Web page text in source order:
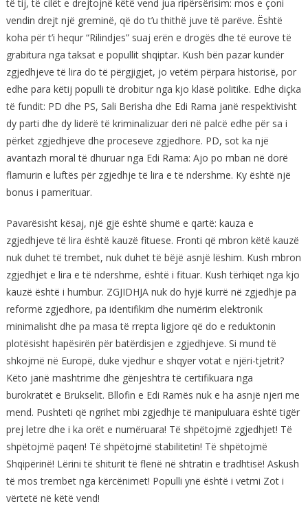
të tij, të cilët e drejtojnë këtë vend jua ripërsërisim: mos e çoni
vendin drejt një greminë, që do t’u thithë juve të parëve. Është
koha për t’i hequr “Rilindjes” suaj erën e drogës dhe të eurove të
grabitura nga taksat e popullit shqiptar. Kush bën pazar kundër
zgjedhjeve të lira do të përgjigjet, jo vetëm përpara historisë, por
edhe para këtij populli të drobitur nga kjo klasë politike. Edhe diçka
të fundit: PD dhe PS, Sali Berisha dhe Edi Rama janë respektivisht
dy parti dhe dy liderë të kriminalizuar deri në palcë edhe për sa i
përket zgjedhjeve dhe proceseve zgjedhore. PD, sot ka një
avantazh moral të dhuruar nga Edi Rama: Ajo po mban në dorë
flamurin e luftës për zgjedhje të lira e të ndershme. Ky është një
bonus i pamerituar.
Pavarësisht kësaj, një gjë është shumë e qartë: kauza e
zgjedhjeve të lira është kauzë fituese. Fronti që mbron këtë kauzë
nuk duhet të trembet, nuk duhet të bëjë asnjë lëshim. Kush mbron
zgjedhjet e lira e të ndershme, është i fituar. Kush tërhiqet nga kjo
kauzë është i humbur. ZGJIDHJA nuk do hyjë kurrë në zgjedhje pa
reformë zgjedhore, pa identifikim dhe numërim elektronik
minimalisht dhe pa masa të rrepta ligjore që do e reduktonin
plotësisht hapësirën për batërdisjen e zgjedhjeve. Si mund të
shkojmë në Europë, duke vjedhur e shqyer votat e njëri-tjetrit?
Këto janë mashtrime dhe gënjeshtra të certifikuara nga
burokratët e Brukselit. Bllofin e Edi Ramës nuk e ha asnjë njeri me
mend. Pushteti që ngrihet mbi zgjedhje të manipuluara është tigër
prej letre dhe i ka orët e numëruara! Të shpëtojmë zgjedhjet! Të
shpëtojmë paqen! Të shpëtojmë stabilitetin! Të shpëtojmë
Shqipërinë! Lërini të shiturit të flenë në shtratin e tradhtisë! Askush
të mos trembet nga kërcënimet! Populli ynë është i vetmi Zot i
vërtetë në këtë vend!